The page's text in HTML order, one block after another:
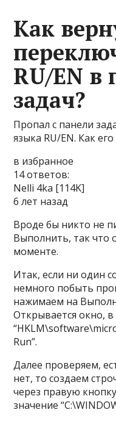
Как
RU/EN в
задач?
Пропал с панели
языка RU/EN. Как
в избранное
14 ответов:
Nelli­ 4ka [114K]
6 лет назад
Вроде бы никто не
Выполнить, так что
моменте.
Итак, если ни один
немного побыть
нажимаем на
Открывается окно,
Run”.
Далее проверяем,
нет, то создаем
через правую
значение